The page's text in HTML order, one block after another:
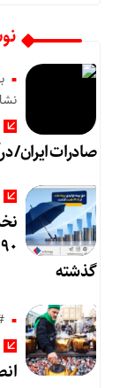
صادرات ایران/ درآمد
گذشته